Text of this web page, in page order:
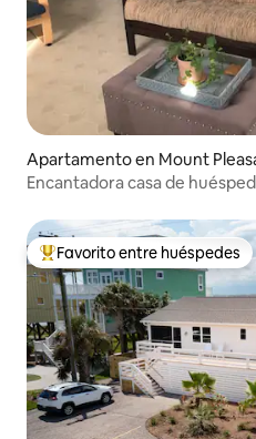
Apartamento en Mount
Encantadora casa de
Favorito entre huéspedes
Favorito entre huéspedes